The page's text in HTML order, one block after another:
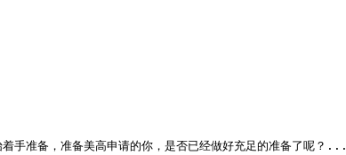
手准备，准备美高申请的你，是否已经做好充足的准备了呢？...